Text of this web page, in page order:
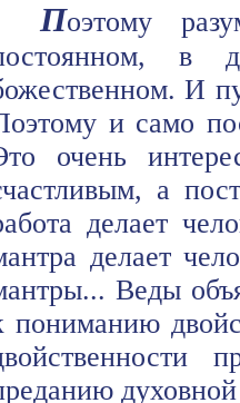
Поэтому
в
И
и само
очень
а
делает
делает
Веды
пониманию